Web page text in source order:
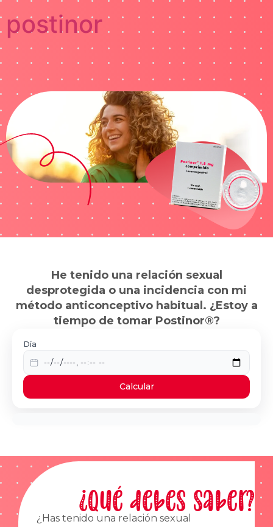
postinor
He tenido una relación sexual
desprotegida o una incidencia con mi
método anticonceptivo habitual. ¿Estoy a
tiempo de tomar Postinor®?
Día
Calcular
¿Qué debes saber?
¿Has tenido una relación sexual